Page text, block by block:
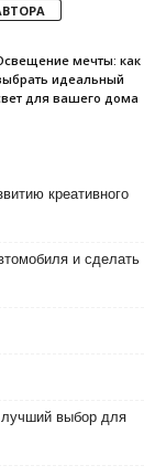
мечты: как
идеальный
для вашего дома
креативного
и сделать
выбор для